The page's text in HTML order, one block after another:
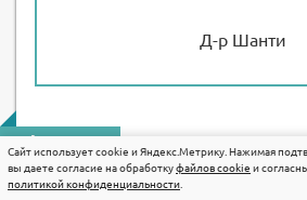
Д-р Шанти
Аюрведа
Сайт использует cookie и Яндекс.Метрику. Нажимая
вы даете согласие на обработкуфайлов cookie и
политикой конфиденциальности